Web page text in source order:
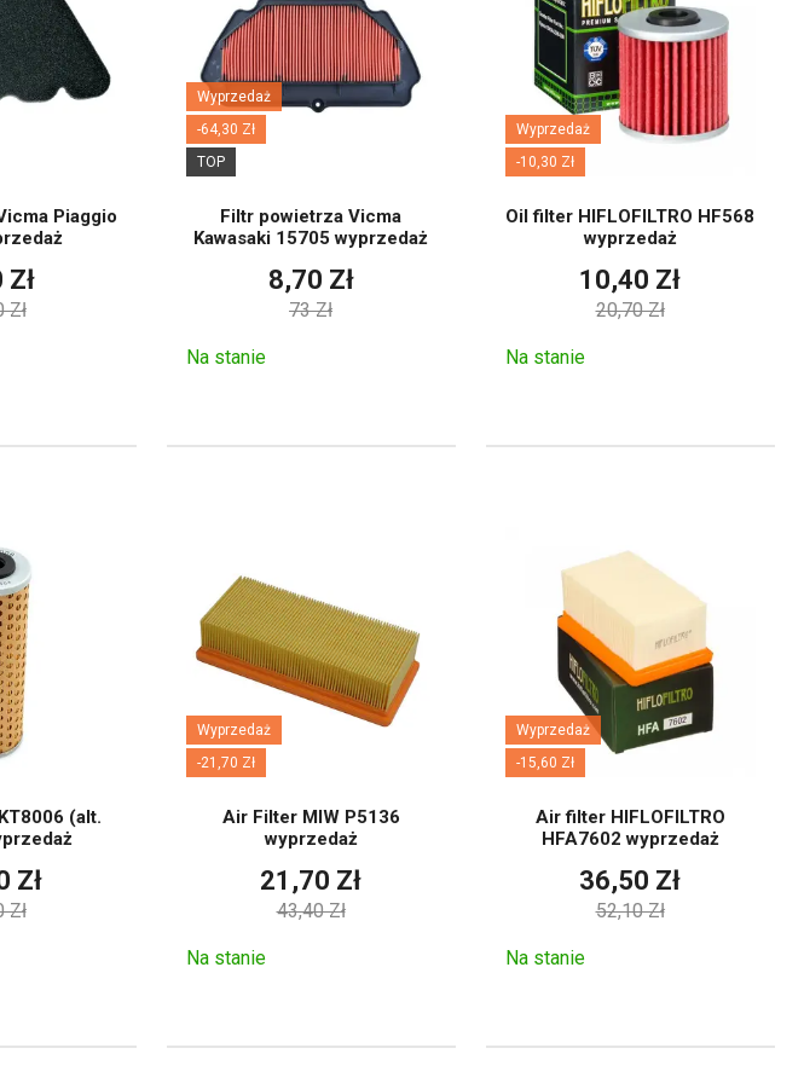
filtry oleju, powietrza i paliwa.
Piaggio
Zł
Wyprzedaż
-64,30 Zł
TOP
Filtr powietrza Vicma
Kawasaki 15705 wyprzedaż
8,70 Zł
73 Zł
Na stanie
Wyprzedaż
-10,30 Zł
Oil filter HIFLOFILTRO HF568
wyprzedaż
10,40 Zł
20,70 Zł
Na stanie
(alt.
Zł
Zł
Wyprzedaż
-21,70 Zł
Air Filter MIW P5136
wyprzedaż
21,70 Zł
43,40 Zł
Na stanie
Wyprzedaż
-15,60 Zł
Air filter HIFLOFILTRO
HFA7602 wyprzedaż
36,50 Zł
52,10 Zł
Na stanie